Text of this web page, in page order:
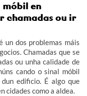
en
chamadas ou ir
dos problemas máis
Chamadas que se
ou unha calidade de
cando o sinal móbil
edificio. É algo que
cidades como a aldea.